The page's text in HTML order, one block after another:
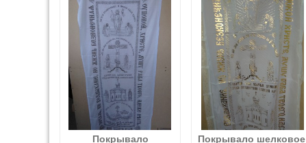
Покрывало
Покрывало шелковое